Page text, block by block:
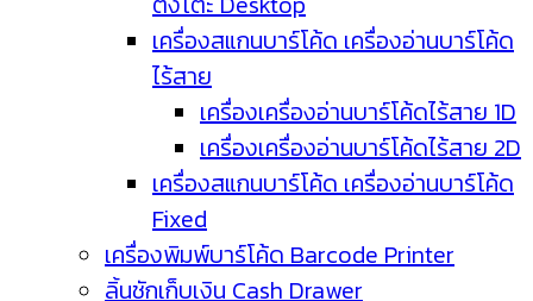
เครื่องสแกนบาร์โค้ด เครื่องอ่านบาร์โค้ด
ไร้สาย
เครื่องเครื่องอ่านบาร์โค้ดไร้สาย 1D
เครื่องเครื่องอ่านบาร์โค้ดไร้สาย 2D
เครื่องสแกนบาร์โค้ด เครื่องอ่านบาร์โค้ด
Fixed
เครื่องพิมพ์บาร์โค้ด Barcode Printer
ลิ้นชักเก็บเงิน Cash Drawer